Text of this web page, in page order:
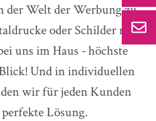
der Welt der Werbung zu
oder Schilder nach
uns im Haus - höchste
Und in individuellen
wir für jeden Kunden
Lösung.